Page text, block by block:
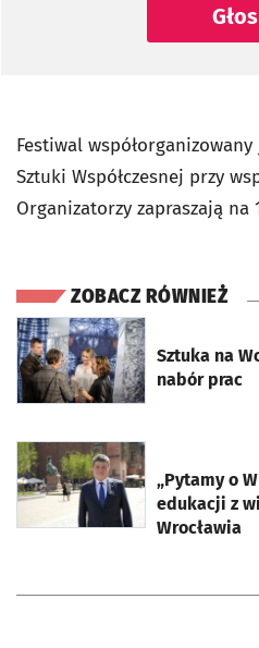
Festiwal
Sztuki Współczesnej przy
Organizatorzy zapraszają na
ZOBACZ RÓWNIEŻ
Sztuka na
nabór prac
otworzy się w nowej karcie
„Pytamy o
edukacji z
Wrocławia
otworzy się w nowej karcie